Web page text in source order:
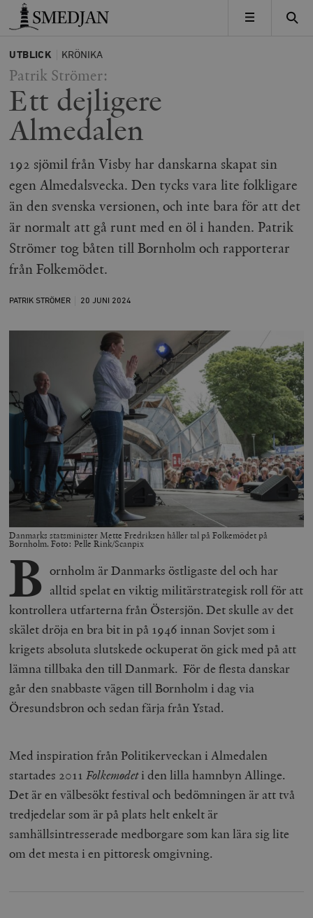
Timbro
MENY
UTBLICK KRÖNIKA
Patrik Strömer:
Ett dejligere
Almedalen
192 sjömil från Visby har danskarna skapat sin
egen Almedalsvecka. Den tycks vara lite folkligare
än den svenska versionen, och inte bara för att det
är normalt att gå runt med en öl i handen. Patrik
Strömer tog båten till Bornholm och rapporterar
från Folkemödet.
PATRIK STRÖMER 20 JUNI 2024
Danmarks statsminister Mette Fredriksen håller tal på Folkemödet på
Bornholm. Foto: Pelle Rink/Scanpix
B ornholm är Danmarks östligaste del och har
alltid spelat en viktig militärstrategisk roll för att
kontrollera utfarterna från Östersjön. Det skulle av det
skälet dröja en bra bit in på 1946 innan Sovjet som i
krigets absoluta slutskede ockuperat ön gick med på att
lämna tillbaka den till Danmark. För de flesta danskar
går den snabbaste vägen till Bornholm i dag via
Öresundsbron och sedan färja från Ystad.
Med inspiration från Politikerveckan i Almedalen
startades 2011Folkemødeti den lilla hamnbyn Allinge.
Det är en välbesökt festival och bedömningen är att två
tredjedelar som är på plats helt enkelt är
samhällsintresserade medborgare som kan lära sig lite
om det mesta i en pittoresk omgivning.